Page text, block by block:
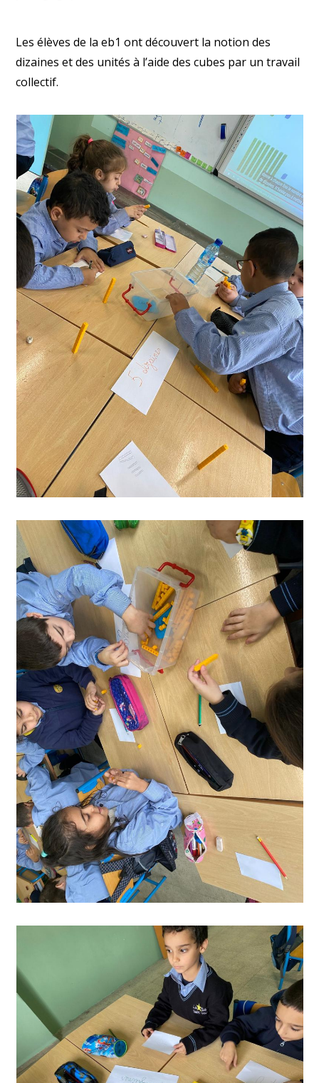
Les élèves de la eb1 ont découvert la notion des
dizaines et des unités à l’aide des cubes par un travail
collectif.